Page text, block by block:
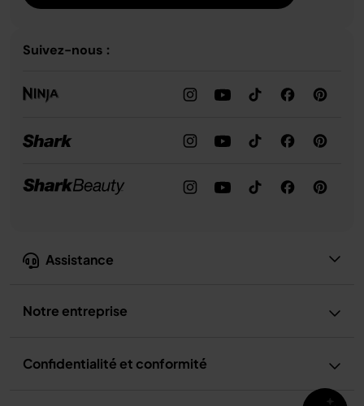
Assistance
Notre entreprise
Confidentialité et conformité
Suivez-nous :